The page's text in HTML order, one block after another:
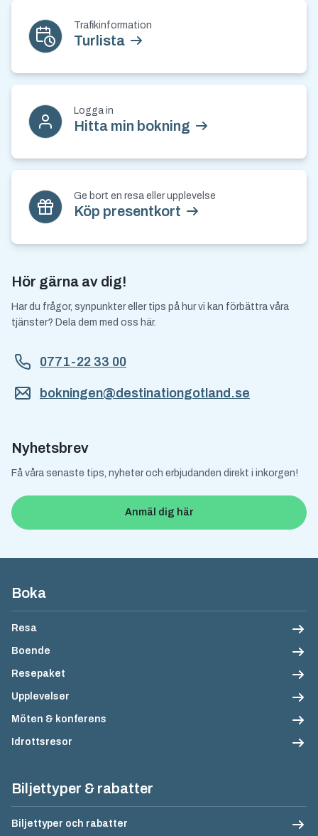
Trafikinformation
Turlista
Logga in
Hitta min bokning
Ge bort en resa eller upplevelse
Köp presentkort
Hör gärna av dig!
Har du frågor, synpunkter eller tips på hur vi kan förbättra våra
tjänster? Dela dem med oss här.
0771-22 33 00
bokningen@destinationgotland.se
Nyhetsbrev
Få våra senaste tips, nyheter och erbjudanden direkt i inkorgen!
Anmäl dig här
Sidfotsnavigation
Boka
Resa
Boende
Resepaket
Upplevelser
Möten & konferens
Idrottsresor
Biljettyper & rabatter
Biljettyper och rabatter